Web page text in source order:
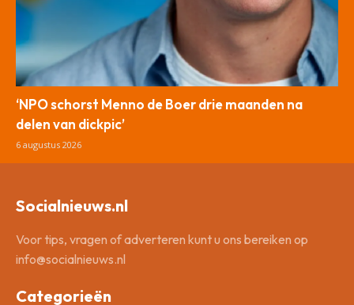
‘NPO schorst Menno de Boer drie maanden na
delen van dickpic’
6 augustus 2026
Socialnieuws.nl
Voor tips, vragen of adverteren kunt u ons bereiken op
info@socialnieuws.nl
Categorieën